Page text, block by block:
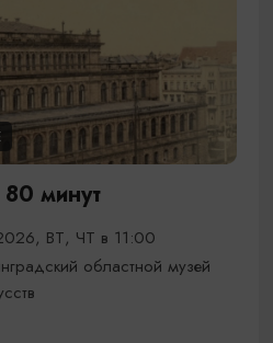
минут
ВТ, ЧТ в 11:00
областной музей